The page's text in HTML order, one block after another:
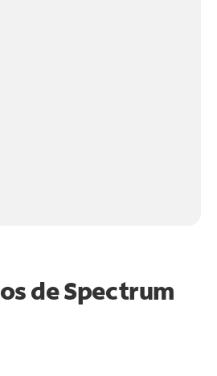
de Spectrum